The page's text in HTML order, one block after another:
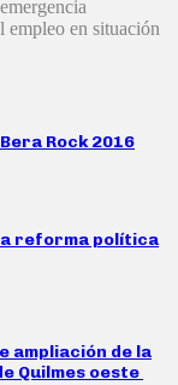
empleo en situación
Rock 2016
reforma política
ampliación de la
Quilmes oeste